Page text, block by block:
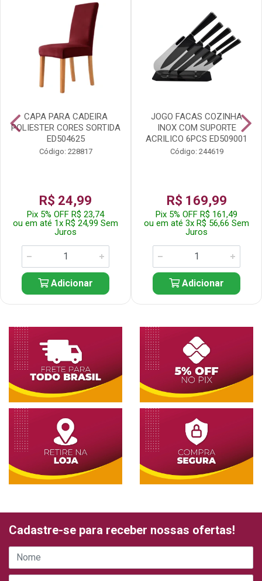
CAPA PARA CADEIRA
POLIESTER CORES SORTIDA
ED504625
Código: 228817
R$ 24,99
Pix 5% OFF R$ 23,74
ou em até 1x R$ 24,99 Sem
Juros
Adicionar
JOGO FACAS COZINHA
INOX COM SUPORTE
ACRILICO 6PCS ED509001
Código: 244619
R$ 169,99
Pix 5% OFF R$ 161,49
ou em até 3x R$ 56,66 Sem
Juros
Adicionar
Cadastre-se para receber nossas ofertas!